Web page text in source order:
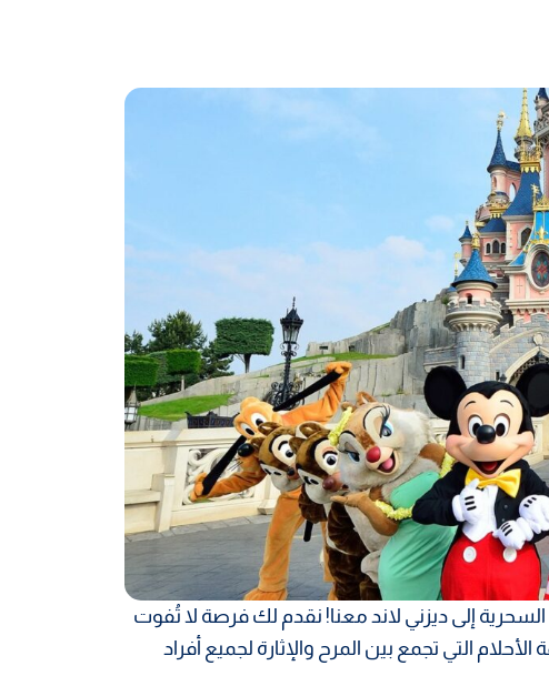
إلى ديزني لاند معنا! نقدم لك فرصة لا تُفوت
التي تجمع بين المرح والإثارة لجميع أفراد